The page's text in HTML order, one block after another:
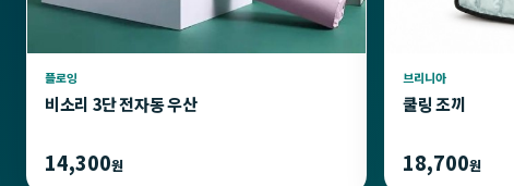
플로잉
비소리 3단 전자동 우산
14,300원
브리니아
쿨링 조끼
18,700원